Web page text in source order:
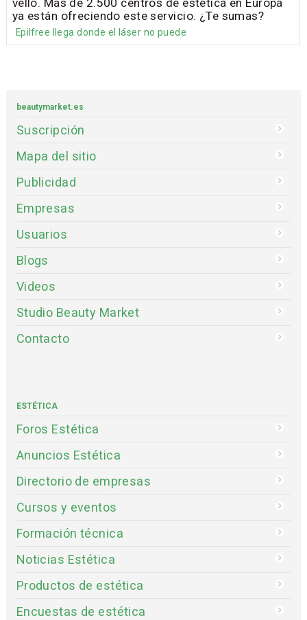
vello. Más de 2.500 centros de estética en Europa
ya están ofreciendo este servicio. ¿Te sumas?
Epilfree llega donde el láser no puede
beautymarket.es
Suscripción
Mapa del sitio
Publicidad
Empresas
Usuarios
Blogs
Videos
Studio Beauty Market
Contacto
ESTÉTICA
Foros Estética
Anuncios Estética
Directorio de empresas
Cursos y eventos
Formación técnica
Noticias Estética
Productos de estética
Encuestas de estética